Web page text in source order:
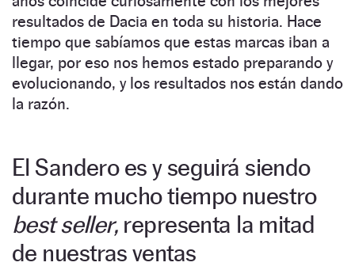
resultados de Dacia en toda su historia. Hace
tiempo que sabíamos que estas marcas iban a
llegar, por eso nos hemos estado preparando y
evolucionando, y los resultados nos están dando
la razón.
El Sandero es y seguirá siendo
durante mucho tiempo nuestro
best seller, representa la mitad
de nuestras ventas